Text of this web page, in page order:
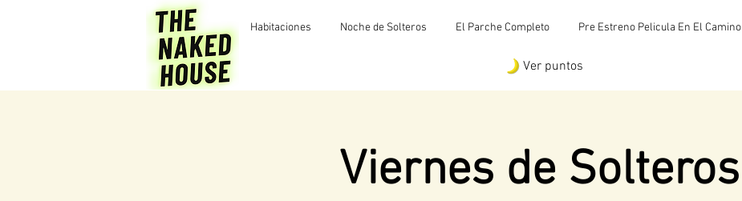
Habitaciones Noche de Solteros El Parche Completo Pre Estreno Pelicula En El Camino
Ver puntos
Viernes de Solteros